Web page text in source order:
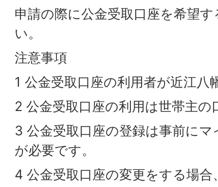
申請の際に公金受取口座を希望
い。
注意事項
1 公金受取口座の利用者が近江八
2 公金受取口座の利用は世帯主の
3 公金受取口座の登録は事前に
が必要です。
4 公金受取口座の変更をする場